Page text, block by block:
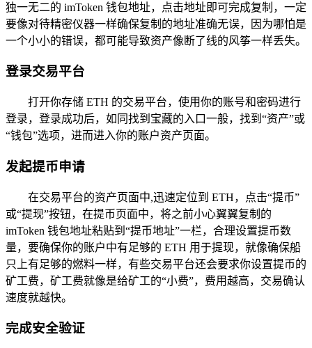
独一无二的 imToken 钱包地址，点击地址即可完成复制，一定
要像对待精密仪器一样确保复制的地址准确无误，因为哪怕是
一个小小的错误，都可能导致资产像断了线的风筝一样丢失。
登录交易平台
打开你存储 ETH 的交易平台，使用你的账号和密码进行
登录，登录成功后，如同找到宝藏的入口一般，找到“资产”或
“钱包”选项，进而进入你的账户资产页面。
发起提币申请
在交易平台的资产页面中,迅速定位到 ETH，点击“提币”
或“提现”按钮，在提币页面中，将之前小心翼翼复制的
imToken 钱包地址粘贴到“提币地址”一栏，合理设置提币数
量，要确保你的账户中有足够的 ETH 用于提现，就像确保船
只上有足够的燃料一样，有些交易平台还会要求你设置提币的
矿工费，矿工费就像是给矿工的“小费”，费用越高，交易确认
速度就越快。
完成安全验证